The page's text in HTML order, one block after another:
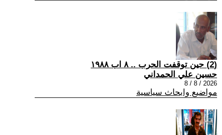
(2) حين توقفت الحرب .. ٨ اب ١٩٨٨
حسين علي الحمداني
2026 / 8 / 8
مواضيع وابحاث سياسية